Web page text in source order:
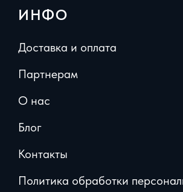
ИНФО
Доставка и оплата
Партнерам
О нас
Блог
Контакты
Политика обработки